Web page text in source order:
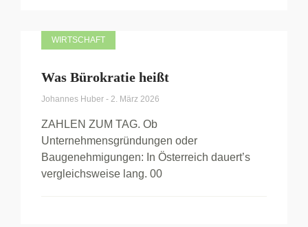
WIRTSCHAFT
Was Bürokratie heißt
Johannes Huber - 2. März 2026
ZAHLEN ZUM TAG. Ob
Unternehmensgründungen oder
Baugenehmigungen: In Österreich dauert’s
vergleichsweise lang. 00